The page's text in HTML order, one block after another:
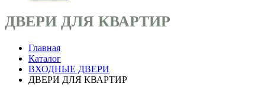
ДВЕРИ ДЛЯ КВАРТИР
Главная
Каталог
ВХОДНЫЕ ДВЕРИ
ДВЕРИ ДЛЯ КВАРТИР